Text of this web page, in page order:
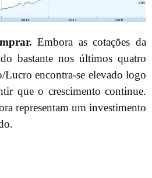
Embora as cotações da
bastante nos últimos quatro
Lucro encontra-se elevado logo
que o crescimento continue.
representam um investimento